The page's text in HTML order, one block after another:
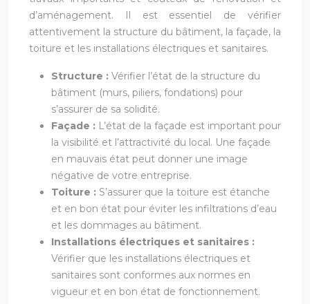
d’aménagement. Il est essentiel de vérifier
attentivement la structure du bâtiment, la façade, la
toiture et les installations électriques et sanitaires.
Structure : Vérifier l’état de la structure du
bâtiment (murs, piliers, fondations) pour
s’assurer de sa solidité.
Façade : L’état de la façade est important pour
la visibilité et l’attractivité du local. Une façade
en mauvais état peut donner une image
négative de votre entreprise.
Toiture : S’assurer que la toiture est étanche
et en bon état pour éviter les infiltrations d’eau
et les dommages au bâtiment.
Installations électriques et sanitaires :
Vérifier que les installations électriques et
sanitaires sont conformes aux normes en
vigueur et en bon état de fonctionnement.